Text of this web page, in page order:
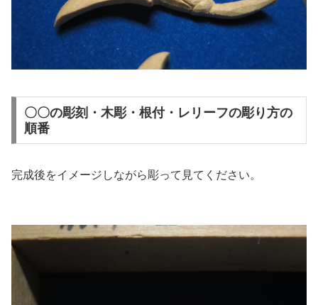
〇〇の彫刻・木彫・根付・レリーフの彫り方の
順番
完成後をイメージしながら彫って見てください。